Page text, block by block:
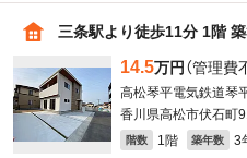
三条駅より徒歩11分 1階
14.5万円 （管理費
高松琴平電気鉄道琴
香川県高松市伏石町
階数 1階 築年数 3